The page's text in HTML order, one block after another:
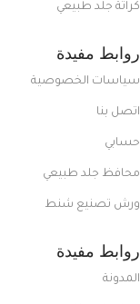
كراتة جلد طبيعي
روابط مفيدة
سياسات الخصوصية
اتصل بنا
حسابي
محافظ جلد طبيعي
ورش تصنيع شنط
روابط مفيدة
المدونة